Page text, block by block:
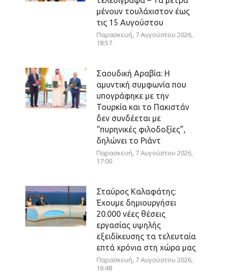
μένουν τουλάχιστον έως
τις 15 Αυγούστου
Παρασκευή, 7 Αυγούστου 2026,
18:57
Σαουδική Αραβία: Η
αμυντική συμφωνία που
υπογράφηκε με την
Τουρκία και το Πακιστάν
δεν συνδέεται με
“πυρηνικές φιλοδοξίες”,
δηλώνει το Ριάντ
Παρασκευή, 7 Αυγούστου 2026,
17:00
Σταύρος Καλαφάτης:
Έχουμε δημιουργήσει
20.000 νέες θέσεις
εργασίας υψηλής
εξειδίκευσης τα τελευταία
επτά χρόνια στη χώρα μας
Παρασκευή, 7 Αυγούστου 2026,
16:48